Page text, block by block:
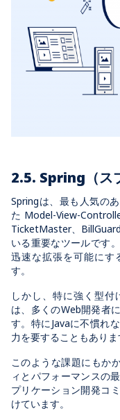
2.5. Spring（ス
Springは、最も人気の
たModel-View-
TicketMaster、
いる重要なツールです
迅速な拡張を可能にす
す。
しかし、特に強く型付
は、多くのWeb開発者
す。特にJavaに不慣れ
力を要することもありま
このような課題にもか
ィとパフォーマンスの
プリケーション開発コ
けています。